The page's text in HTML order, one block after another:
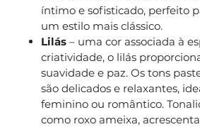
íntimo e sofisticado, perfeito
um estilo mais clássico.
Lilás – uma cor associada à
criatividade, o lilás
suavidade e paz. Os tons
são delicados e relaxantes,
feminino ou romântico.
como roxo ameixa,